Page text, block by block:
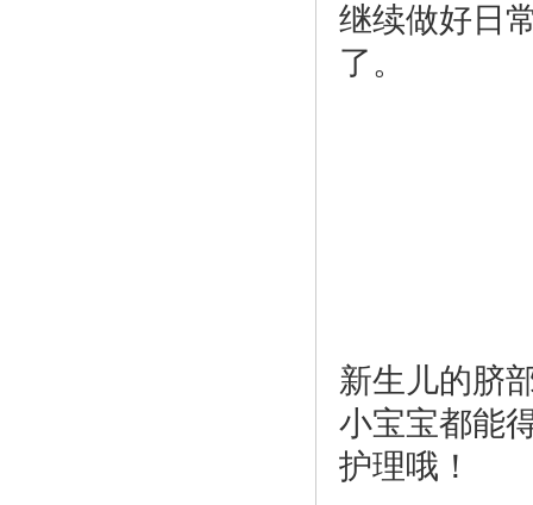
继续做好日
了。
新生儿的脐
小宝宝都能
护理哦！